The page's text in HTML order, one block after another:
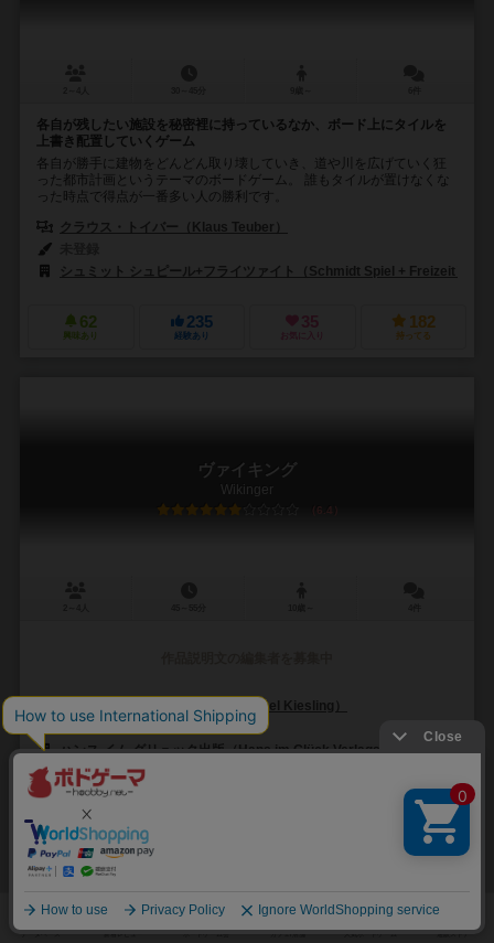
各自が残したい施設を秘密裡に持っているなか、ボード上にタイルを
上書き配置していくゲーム
各自が勝手に建物をどんどん取り壊していき、道や川を広げていく狂
った都市計画というテーマのボードゲーム。 誰もタイルが置けなくな
った時点で得点が一番多い人の勝利です。
クラウス・トイバー（Klaus Teuber）
シュミット シュピール+フライツァイト（Schmidt Spiel + Freizeit）
62
興味あり
235
経験あり
35
お気に入り
182
持ってる
ヴァイキング
Wikinger
6.4
ミヒャエル・キースリング（Michael Kiesling）
ハンス イム グリュック出版（Hans im Glück Verlags-GmbH）
53
興味あり
96
持ってる